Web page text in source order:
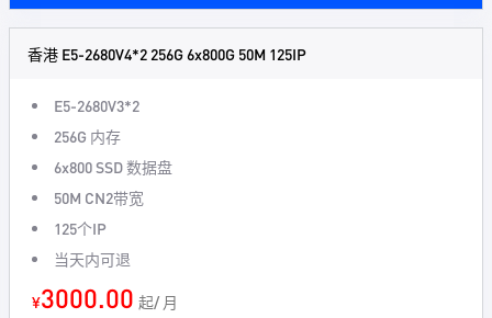
香港 E5-2680V4*2 256G 6x800G 50M 125IP
E5-2680V3*2
256G 内存
6x800 SSD 数据盘
50M CN2带宽
125个IP
当天内可退
¥3000.00 起/ 月